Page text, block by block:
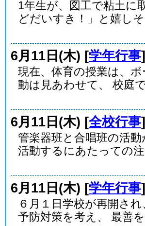
1年生が、図工で粘土に
どだいすき！」と嬉し
6月11日(木) [学年行事
現在、体育の授業は、
動は見あわせて、 校庭
6月11日(木) [全校行事
管楽器班と合唱班の活
活動するにあたっての
6月11日(木) [学年行事
６月１日学校が再開さ
予防対策を考え、 最善